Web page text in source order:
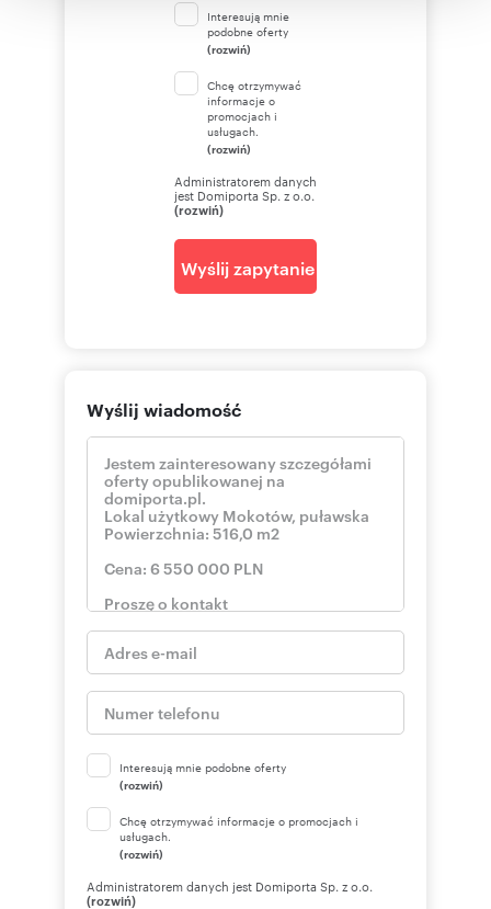
korzystania z ich usług. Interesują mnie
podobne oferty
(rozwiń)
Chcę otrzymywać
informacje o
promocjach i
usługach.
(rozwiń)
Administratorem danych
jest Domiporta Sp. z o.o.
(rozwiń)
Wyślij zapytanie
Wyślij wiadomość
Interesują mnie podobne oferty
(rozwiń)
Chcę otrzymywać informacje o promocjach i
usługach.
(rozwiń)
Administratorem danych jest Domiporta Sp. z o.o.
(rozwiń)